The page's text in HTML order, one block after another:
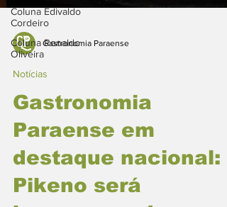
Coluna Edivaldo
Cordeiro
Coluna Ronaldo
Oliveira
Notícias
Gastronomia
Paraense em
destaque nacional: